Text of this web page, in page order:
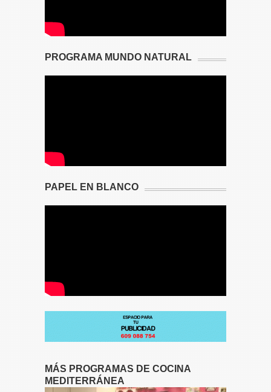
PROGRAMA MUNDO NATURAL
PAPEL EN BLANCO
MÁS PROGRAMAS DE COCINA
MEDITERRÁNEA